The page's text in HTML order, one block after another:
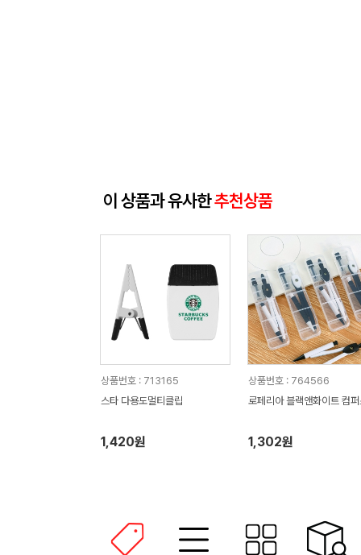
이 상품과 유사한추천상품
상품번호 : 713165
스타 다용도멀티클립
1,420원
상품번호 : 764566
로페리아 블랙앤화이트 컴퍼
1,302원